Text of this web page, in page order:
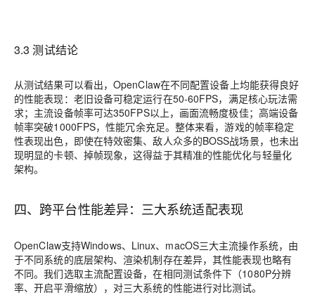
3.3 测试结论
从测试结果可以看出，OpenClaw在不同配置设备上均能获得良好
的性能表现：老旧设备可稳定运行在50-60FPS，满足核心玩法需
求；主流设备帧率可达350FPS以上，画面流畅度极佳；高端设备
帧率突破1000FPS，性能冗余充足。整体来看，游戏的帧率稳定
性表现出色，即使在特效密集、敌人众多的BOSS战场景，也未出
现明显的卡顿、掉帧现象，这得益于其精准的性能优化与轻量化
架构。
四、跨平台性能差异：三大系统适配表现
OpenClaw支持Windows、Linux、macOS三大主流操作系统，由
于不同系统的底层架构、渲染机制存在差异，其性能表现也略有
不同。我们选取主流配置设备，在相同测试条件下（1080P分辨
率、开启平滑缩放），对三大系统的性能进行对比测试。